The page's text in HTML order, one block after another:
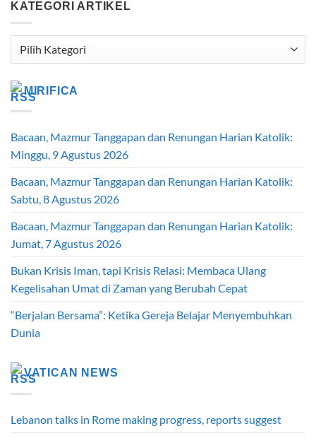
KATEGORI ARTIKEL
MIRIFICA
Bacaan, Mazmur Tanggapan dan Renungan Harian Katolik:
Minggu, 9 Agustus 2026
Bacaan, Mazmur Tanggapan dan Renungan Harian Katolik:
Sabtu, 8 Agustus 2026
Bacaan, Mazmur Tanggapan dan Renungan Harian Katolik:
Jumat, 7 Agustus 2026
Bukan Krisis Iman, tapi Krisis Relasi: Membaca Ulang
Kegelisahan Umat di Zaman yang Berubah Cepat
“Berjalan Bersama”: Ketika Gereja Belajar Menyembuhkan
Dunia
VATICAN NEWS
Lebanon talks in Rome making progress, reports suggest